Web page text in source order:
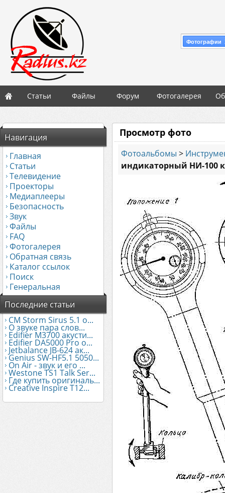
Фотографии
Статьи Файлы Форум Фотогалерея
Навигация
Главная
Статьи
Телевидение
Проекторы
Медиаплееры
Безопасность
Звук
Файлы
FAQ
Фотогалерея
Обратная связь
Каталог ссылок
Поиск
Генеральная
Последние статьи
CM Storm Sirus 5.1 о...
О звуке пара слов...
Edifier М3700 акусти...
Edifier DA5000 Pro о...
Jetbalance JB-624 ак...
Genius SW-HF5.1 5050...
On Air - звук и его ...
Westone TS1 Talk Ser...
Где купить оригиналь...
Creative Inspire T12...
Просмотр фото
Фотоальбомы >
индикаторный НИ-100